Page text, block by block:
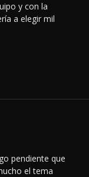
y con la
a elegir mil
pendiente que
el tema